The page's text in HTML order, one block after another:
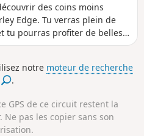
des coins moins
Edge. Tu verras plein de
tu pourras profiter de belles
grandes maisons.
notre moteur de recherche
.
GPS de ce circuit restent la
pas les copier sans son